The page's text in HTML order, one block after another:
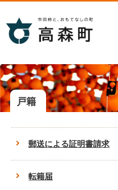
戸籍
郵送による証明書請求
転籍届